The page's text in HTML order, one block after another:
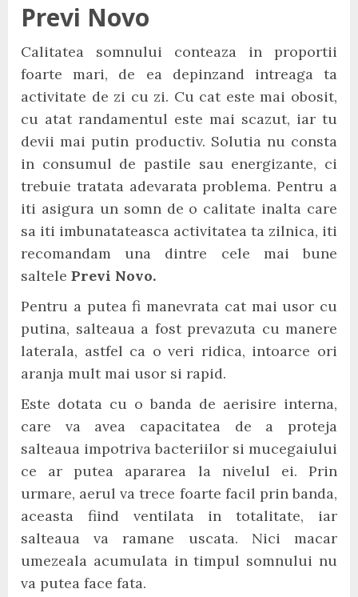
Previ Novo
Calitatea somnului conteaza in proportii
foarte mari, de ea depinzand intreaga ta
activitate de zi cu zi. Cu cat este mai obosit,
cu atat randamentul este mai scazut, iar tu
devii mai putin productiv. Solutia nu consta
in consumul de pastile sau energizante, ci
trebuie tratata adevarata problema. Pentru a
iti asigura un somn de o calitate inalta care
sa iti imbunatateasca activitatea ta zilnica, iti
recomandam una dintre cele mai bune
saltele Previ Novo.
Pentru a putea fi manevrata cat mai usor cu
putina, salteaua a fost prevazuta cu manere
laterala, astfel ca o veri ridica, intoarce ori
aranja mult mai usor si rapid.
Este dotata cu o banda de aerisire interna,
care va avea capacitatea de a proteja
salteaua impotriva bacteriilor si mucegaiului
ce ar putea apararea la nivelul ei. Prin
urmare, aerul va trece foarte facil prin banda,
aceasta fiind ventilata in totalitate, iar
salteaua va ramane uscata. Nici macar
umezeala acumulata in timpul somnului nu
va putea face fata.